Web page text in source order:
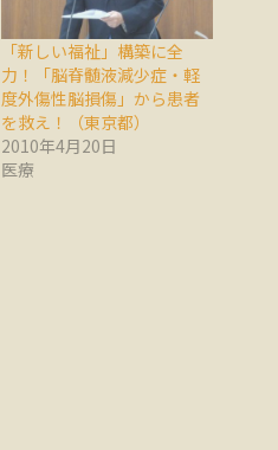
「新しい福祉」構築に全
力！「脳脊髄液減少症・軽
度外傷性脳損傷」から患者
を救え！（東京都）
2010年4月20日
医療